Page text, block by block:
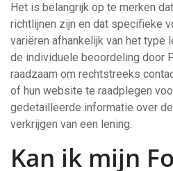
Het is belangrijk op te merken
richtlijnen zijn en dat specifieke
variëren afhankelijk van het type
de individuele beoordeling door
raadzaam om rechtstreeks
of hun website te raadplegen
gedetailleerde informatie over
verkrijgen van een lening.
Kan ik mijn